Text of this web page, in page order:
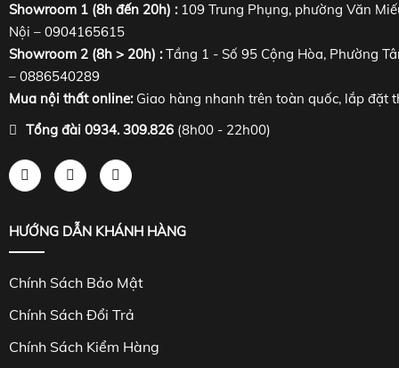
Showroom 1 (8h đến 20h) : 109 Trung Phụng, phường Văn
Nội – 0904165615
Showroom 2 (8h > 20h) :Tầng 1 - Số 95 Cộng Hòa, Phường
– 0886540289
Mua nội thất online:Giao hàng nhanh trên toàn quốc, lắp đặt
Tổng đài 0934. 309.826 (8h00 - 22h00)
HƯỚNG DẪN KHÁNH HÀNG
Chính Sách Bảo Mật
Chính Sách Đổi Trả
Chính Sách Kiểm Hàng